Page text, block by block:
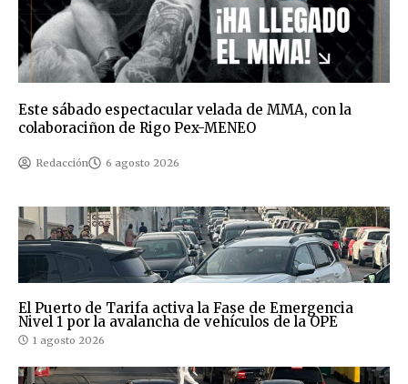
Este sábado espectacular velada de MMA, con la
colaboraciñon de Rigo Pex-MENEO
Redacción 6 agosto 2026
El Puerto de Tarifa activa la Fase de Emergencia
Nivel 1 por la avalancha de vehículos de la OPE
1 agosto 2026